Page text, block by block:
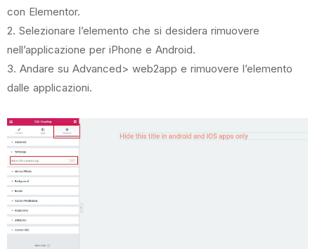
con Elementor.
2. Selezionare l’elemento che si desidera rimuovere
nell’applicazione per iPhone e Android.
3. Andare su Advanced> web2app e rimuovere l’elemento
dalle applicazioni.